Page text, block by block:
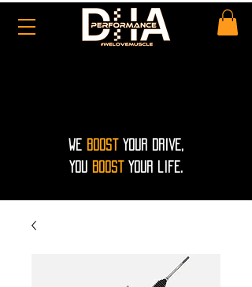
WE Boost
your drive,
you
boost your life.